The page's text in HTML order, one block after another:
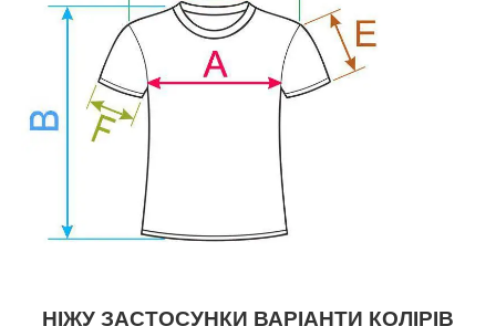
НІЖУ ЗАСТОСУНКИ ВАРІАНТИ КОЛІРІВ